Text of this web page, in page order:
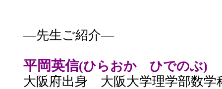
―先生ご紹介―
平岡英信(ひらおか ひでのぶ)
大阪府出身 大阪大学理学部数学